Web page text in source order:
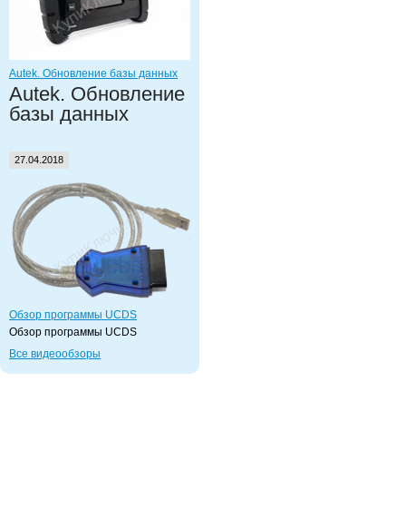
Autek. Обновление базы данных
Autek. Обновление
базы данных
27.04.2018
Обзор программы UCDS
Обзор программы UCDS
Все видеообзоры